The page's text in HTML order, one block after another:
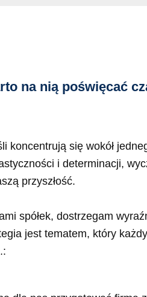
na nią poświęcać
koncentrują się wokół
i determinacji,
przyszłość.
spółek, dostrzegam
jest tematem, który